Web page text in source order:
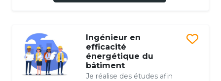
Ingénieur en
efficacité
énergétique du
bâtiment
Je réalise des études afin